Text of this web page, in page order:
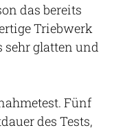
das bereits
Triebwerk
sehr glatten und
Fünf
des Tests,